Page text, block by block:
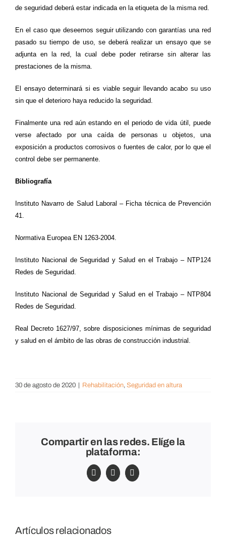
de seguridad deberá estar indicada en la etiqueta de la misma red.
En el caso que deseemos seguir utilizando con garantías una red
pasado su tiempo de uso, se deberá realizar un ensayo que se
adjunta en la red, la cual debe poder retirarse sin alterar las
prestaciones de la misma.
El ensayo determinará si es viable seguir llevando acabo su uso
sin que el deterioro haya reducido la seguridad.
Finalmente una red aúnestando en el periodo de vida útil, puede
verse afectado poruna caída de personas u objetos, una
exposición a productos corrosivos o fuentes de calor, por lo que el
control debe ser permanente.
Bibliografía
Instituto Navarro de Salud Laboral – Ficha técnica de Prevención
41.
Normativa Europea EN 1263-2004.
Instituto Nacional de Seguridad y Salud en el Trabajo – NTP124
Redes de Seguridad.
Instituto Nacional de Seguridad y Salud en el Trabajo – NTP804
Redes de Seguridad.
Real Decreto 1627/97, sobre disposiciones mínimas de seguridad
y salud en el ámbito de las obras de construcción industrial.
30 de agosto de 2020 | Rehabilitación, Seguridad en altura
Compartir en las redes. Elíge la
plataforma:
Facebook
X LinkedIn
Artículos relacionados